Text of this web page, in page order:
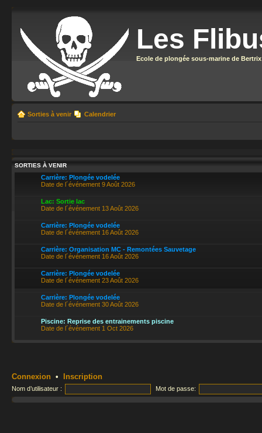
Les
Ecole de plongée sous-marine de Bertrix
Sorties à venir Calendrier
SORTIES À VENIR
Carrière: Plongée vodelée
Date de l´événement 9 Août 2026
Lac: Sortie lac
Date de l´événement 13 Août 2026
Carrière: Plongée vodelée
Date de l´événement 16 Août 2026
Carrière: Organisation MC - Remontées Sauvetage
Date de l´événement 16 Août 2026
Carrière: Plongée vodelée
Date de l´événement 23 Août 2026
Carrière: Plongée vodelée
Date de l´événement 30 Août 2026
Piscine: Reprise des entrainements piscine
Date de l´événement 1 Oct 2026
Connexion • Inscription
Nom d’utilisateur : Mot de passe: